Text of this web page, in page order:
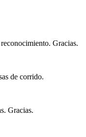
Gracias.
de corrido.
Gracias.